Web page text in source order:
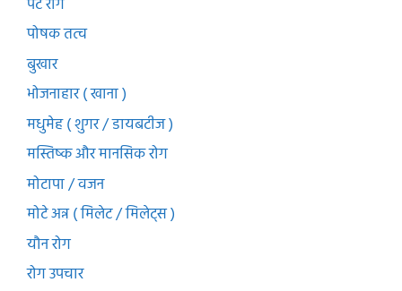
पोषक तत्व
बुखार
भोजनाहार ( खाना )
मधुमेह ( शुगर / डायबटीज )
मस्तिष्क और मानसिक रोग
मोटापा / वजन
मोटे अन्न ( मिलेट / मिलेट्स )
यौन रोग
रोग उपचार